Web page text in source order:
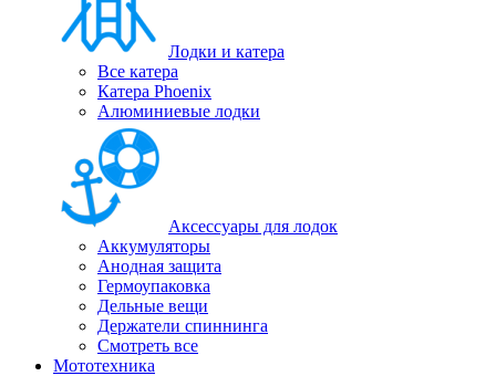
Лодки и катера
Все катера
Катера Phoenix
Алюминиевые лодки
Аксессуары для лодок
Аккумуляторы
Анодная защита
Гермоупаковка
Дельные вещи
Держатели спиннинга
Смотреть все
Мототехника